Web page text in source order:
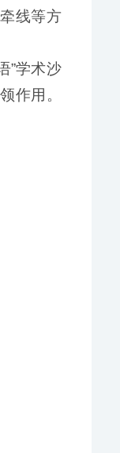
线等方
”学术沙
作用。